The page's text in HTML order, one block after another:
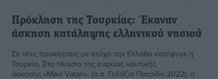
Πρόκληση της Τουρκίας: Έκαναν
άσκηση κατάληψης ελληνικού νησιού
Σε νέες προκλήσεις με στόχο την Ελλάδα κατέφυγε η
Τουρκία. Στο πλαίσιο της ευρείας ναυτικής
άσκησης «Mavi Vatan», (σ.σ. Γαλάζια Πατρίδα 2022), η